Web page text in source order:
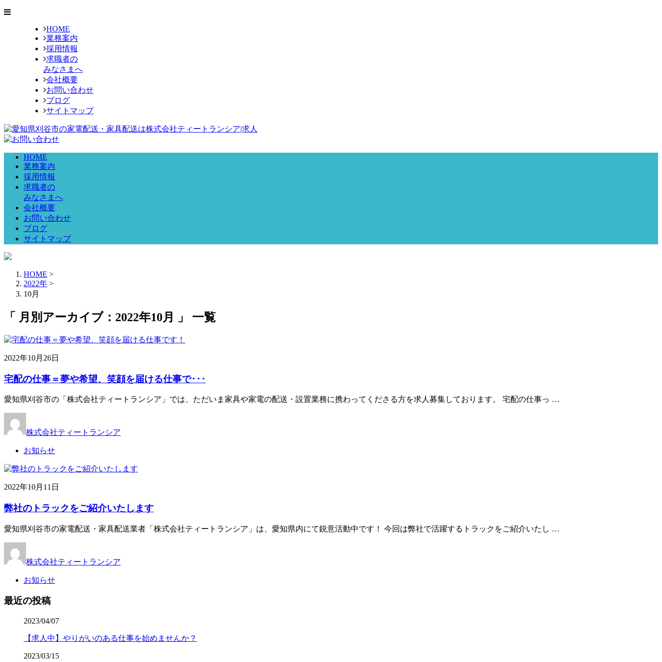
HOME
業務案内
採用情報
求職者の
みなさまへ
会社概要
お問い合わせ
ブログ
サイトマップ
HOME
業務案内
採用情報
求職者の
みなさまへ
会社概要
お問い合わせ
ブログ
サイトマップ
HOME >
2022年 >
10月
「 月別アーカイブ：2022年10月 」 一覧
2022年10月26日
宅配の仕事＝夢や希望、笑顔を届ける仕事で･･･
愛知県刈谷市の「株式会社ティートランシア」では、ただいま家具や家電の配送・設置業務に携わってくださる方を求人募集しております。 宅配の仕事っ …
株式会社ティートランシア
お知らせ
2022年10月11日
弊社のトラックをご紹介いたします
愛知県刈谷市の家電配送・家具配送業者「株式会社ティートランシア」は、愛知県内にて鋭意活動中です！ 今回は弊社で活躍するトラックをご紹介いたし …
株式会社ティートランシア
お知らせ
最近の投稿
2023/04/07
【求人中】やりがいのある仕事を始めませんか？
2023/03/15